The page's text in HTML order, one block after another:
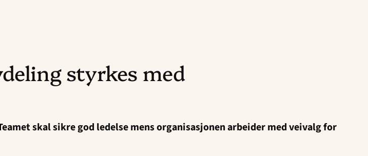
styrkes med
skal sikre god ledelse mens organisasjonen arbeider med veivalg for